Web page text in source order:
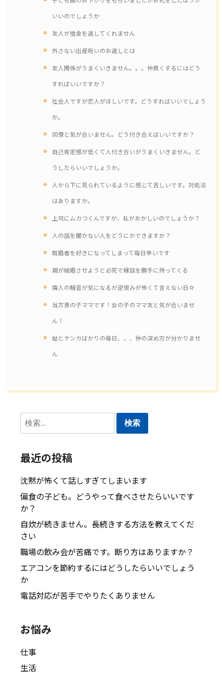
いいのでしょうか
友人が借金を返してくれません
外さない出産祝いのお返しとは
友人関係がうまくいきません。。。仲良くするにはどう
すればいいですか？
社会人ですが恋人がほしいです。どうすればいいでしょう
か。
同僚と気が合いません。どう付き合えばいいですか？
自己肯定感が低くて人付き合いがうまくいきません。ど
うしたらいいでしょうか。
人から下に見られているように感じて苦しいです。対処法
はありますか。
上司にムカつくんですが、私がおかしいのでしょうか？
人の話を聞かない人をどうにかできますか？
既婚者を好きになってしまって毎日辛いです
親が結婚させようと必死で縁談を勝手に持ってくる
隣人の騒音が気になるが逆恨みが怖くて言えない日々
当方男の子ママです！女の子のママ友と気が合いませ
ん！
姑とケンカばかりの毎日、、、仲の深め方が分かりませ
ん
検
索:
最近の投稿
沈黙が怖くて話しすぎてしまいます
偏食の子ども。どうやって食べさせたらいいです
か？
自炊が続きません。長続きする方法を教えてくだ
さい
職場の飲み会が苦痛です。断り方はありますか？
エアコンを節約するにはどうしたらいいでしょう
か
電話対応が苦手でやりたくありません
お悩み
仕事
生活